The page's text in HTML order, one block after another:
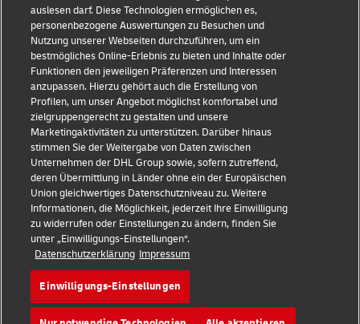
Streitbeilegung
Barrierefreiheit
Weitere Informationen
Cookie-Einstellungen
Folge uns
2026 © - all rights reserved
auslesen darf. Diese Technologien ermöglichen es,
personenbezogene Auswertungen zu Besuchen und
Nutzung unserer Webseiten durchzuführen, um ein
bestmögliches Online-Erlebnis zu bieten und Inhalte oder
Funktionen den jeweiligen Präferenzen und Interessen
anzupassen. Hierzu gehört auch die Erstellung von
Profilen, um unser Angebot möglichst komfortabel und
zielgruppengerecht zu gestalten und unsere
Marketingaktivitäten zu unterstützen. Darüber hinaus
stimmen Sie der Weitergabe von Daten zwischen
Unternehmen der DHL Group sowie, sofern zutreffend,
deren Übermittlung in Länder ohne ein der Europäischen
Union gleichwertiges Datenschutzniveau zu. Weitere
Informationen, die Möglichkeit, jederzeit Ihre Einwilligung
zu widerrufen oder Einstellungen zu ändern, finden Sie
unter „Einwilligungs-Einstellungen“.
Datenschutzerklärung Impressum
Einwilligungs-Einstellungen